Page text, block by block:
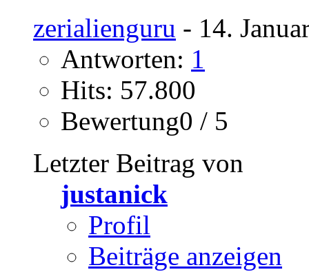
zerialienguru - 14.
Antworten: 1
Hits: 57.800
Bewertung0 / 5
Letzter Beitrag von
justanick
Profil
Beiträge anzeigen